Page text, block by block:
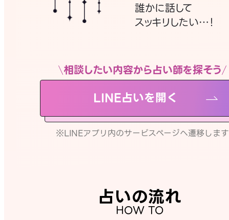
誰かに話して
スッキリしたい…！
相談したい内容から占い師を探そう
LINE占いを開く
※LINEアプリ内のサービスページへ遷移します
占いの流れ
HOW TO